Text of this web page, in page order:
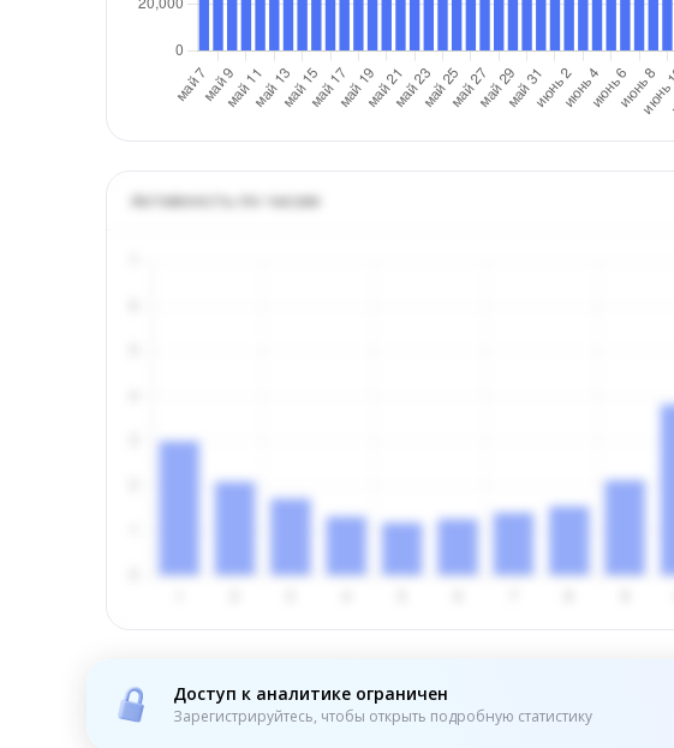
Активность по часам
Доступ к аналитике ограничен
Зарегистрируйтесь, чтобы открыть подробную статистику